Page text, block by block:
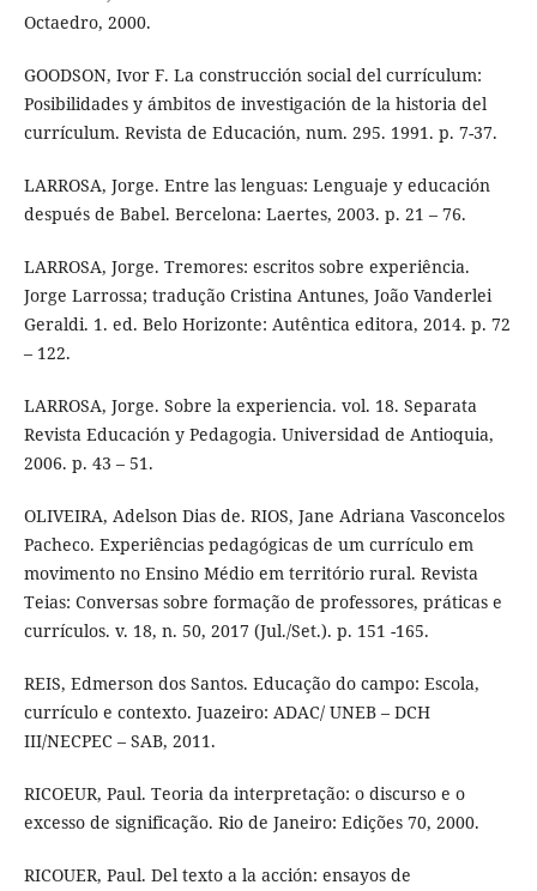
Octaedro, 2000.
GOODSON, Ivor F. La construcción social del currículum:
Posibilidades y ámbitos de investigación de la historia del
currículum. Revista de Educación, num. 295. 1991. p. 7-37.
LARROSA, Jorge. Entre las lenguas: Lenguaje y educación
después de Babel. Bercelona: Laertes, 2003. p. 21 – 76.
LARROSA, Jorge. Tremores: escritos sobre experiência.
Jorge Larrossa; tradução Cristina Antunes, João Vanderlei
Geraldi. 1. ed. Belo Horizonte: Autêntica editora, 2014. p. 72
– 122.
LARROSA, Jorge. Sobre la experiencia. vol. 18. Separata
Revista Educación y Pedagogia. Universidad de Antioquia,
2006. p. 43 – 51.
OLIVEIRA, Adelson Dias de. RIOS, Jane Adriana Vasconcelos
Pacheco. Experiências pedagógicas de um currículo em
movimento no Ensino Médio em território rural. Revista
Teias: Conversas sobre formação de professores, práticas e
currículos. v. 18, n. 50, 2017 (Jul./Set.). p. 151 -165.
REIS, Edmerson dos Santos. Educação do campo: Escola,
currículo e contexto. Juazeiro: ADAC/ UNEB – DCH
III/NECPEC – SAB, 2011.
RICOEUR, Paul. Teoria da interpretação: o discurso e o
excesso de significação. Rio de Janeiro: Edições 70, 2000.
RICOUER, Paul. Del texto a la acción: ensayos de